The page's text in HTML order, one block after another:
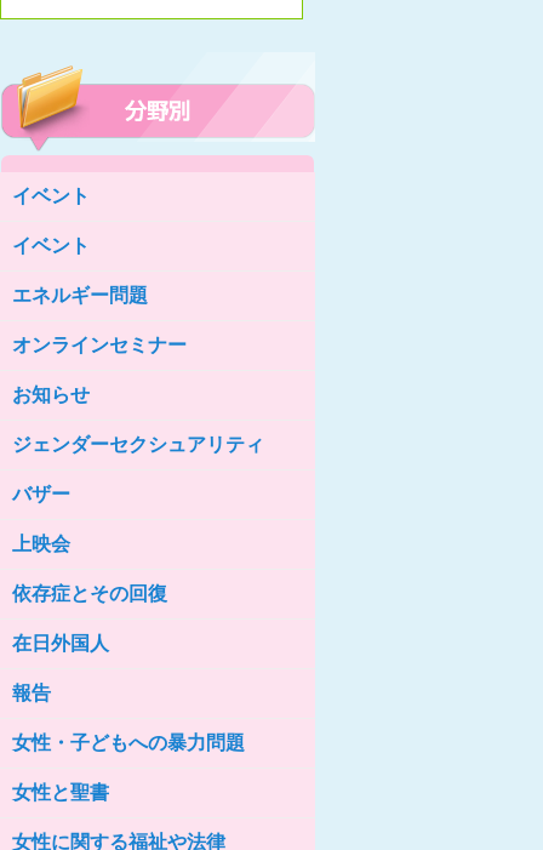
女性の家HELP ネットワークニュー
ス No.87
女性の家HELP ネットワークニュー
女性の家HELP ネットワークニュー
ス No.85
女性の家HELP ネットワークニュー
ス No.82
女性の家HELP ネットワークニュー
ス No.81
女性の家HELP ネットワークニュー
女性の家HELP ネットワークニュー
ス No.78
ス No.77
女性の家HELP ネットワークニュー
ス No.76
イベント
イベント
エネルギー問題
オンラインセミナー
お知らせ
ジェンダーセクシュアリティ
バザー
上映会
依存症とその回復
在日外国人
報告
女性・子どもへの暴力問題
女性と聖書
女性に関する福祉や法律